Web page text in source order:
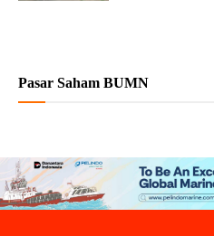
Pasar Saham BUMN